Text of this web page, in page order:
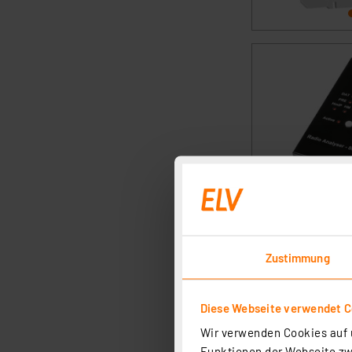
Zustimmung
Diese Webseite verwendet
Wir verwenden Cookies